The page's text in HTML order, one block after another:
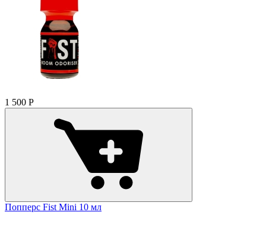
1 500 Р
Попперс Fist Mini 10 мл